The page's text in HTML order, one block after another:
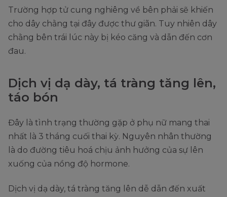
Trường hợp tử cung nghiêng về bên phải sẽ khiến
cho dây chằng tại đây được thư giãn. Tuy nhiên dây
chằng bên trái lúc này bị kéo căng và dẫn đến cơn
đau.
Dịch vị dạ dày, tá tràng tăng lên,
táo bón
Đây là tình trạng thường gặp ở phụ nữ mang thai
nhất là 3 tháng cuối thai kỳ. Nguyên nhân thường
là do đường tiêu hoá chịu ảnh hưởng của sự lên
xuống của nồng độ hormone.
Dịch vị dạ dày, tá tràng tăng lên dễ dẫn đến xuất